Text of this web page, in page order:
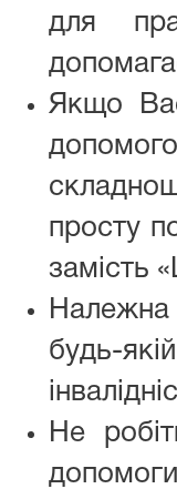
для
Якщо
просту
замість
Належна
будь-
Не